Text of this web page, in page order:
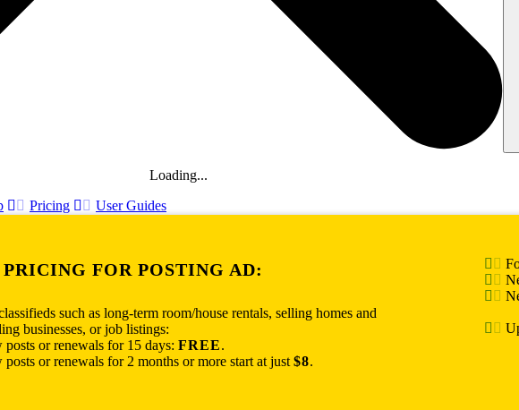
Loading...
Pricing User Guides
FOR POSTING AD:
such as long-term room/house rentals, selling homes and
businesses, or job listings:
posts or renewals for 15 days:FREE.
posts or renewals for 2 months or more start at just$8.